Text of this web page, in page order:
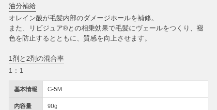
基本情報 G-5M
内容量 90g
油分補給
オレイン酸が毛髪内部のダメージホールを補修。
また、リビジュア®との相乗効果で毛髪にヴェールをつくり、褪
色を防止するとともに、質感を向上させます。
1剤と2剤の混合率
1：1